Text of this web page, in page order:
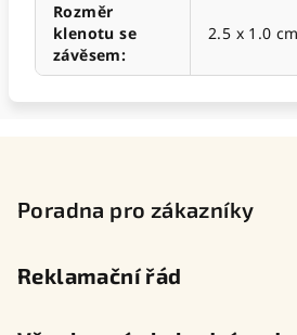
Rozměr
klenotu se
závěsem:
2.5 x 1.0 cm
Poradna pro zákazníky
Reklamační řád